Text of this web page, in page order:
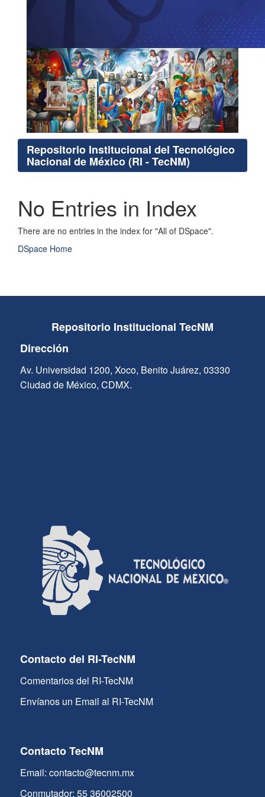
Repositorio Institucional del Tecnológico
Nacional de México (RI - TecNM)
No Entries in Index
There are no entries in the index for "All of DSpace".
DSpace Home
Repositorio Institucional TecNM
Dirección
Av. Universidad 1200, Xoco, Benito Juárez, 03330
Ciudad de México, CDMX.
Contacto del RI-TecNM
Comentarios del RI-TecNM
Envíanos un Email al RI-TecNM
Contacto TecNM
Email: contacto@tecnm.mx
Conmutador: 55 36002500